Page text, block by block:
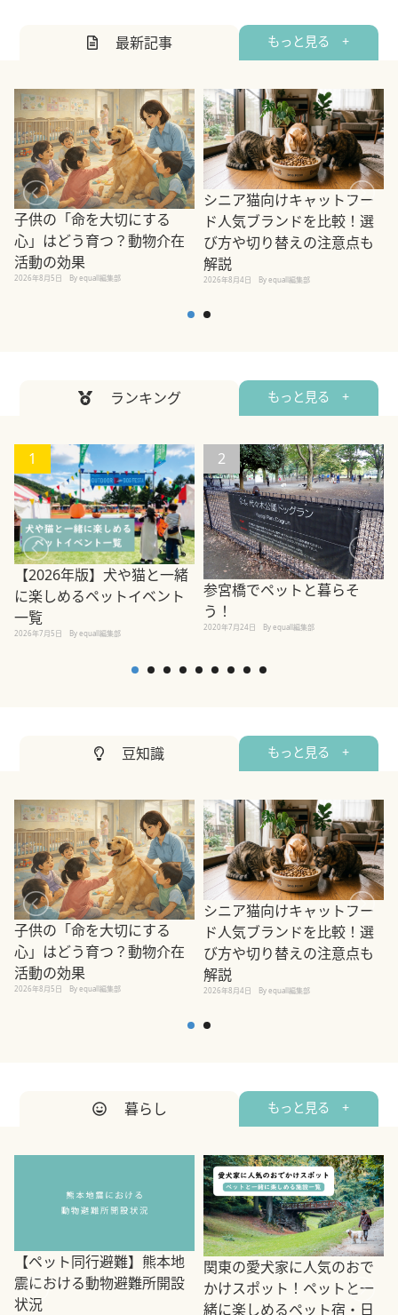
最新記事 もっと見る +
子供の「命を大切にする
心」はどう育つ？動物介在
活動の効果
2026年8月5日 By equall編集部
シニア猫向けキャットフー
ド人気ブランドを比較！選
び方や切り替えの注意点も
解説
2026年8月4日 By equall編集部
ランキング もっと見る +
1
【2026年版】犬や猫と一緒
に楽しめるペットイベント
一覧
2026年7月5日 By equall編集部
2
参宮橋でペットと暮らそ
う！
2020年7月24日 By equall編集部
豆知識 もっと見る +
子供の「命を大切にする
心」はどう育つ？動物介在
活動の効果
2026年8月5日 By equall編集部
シニア猫向けキャットフー
ド人気ブランドを比較！選
び方や切り替えの注意点も
解説
2026年8月4日 By equall編集部
暮らし もっと見る +
【ペット同行避難】熊本地
震における動物避難所開設
状況
関東の愛犬家に人気のおで
かけスポット！ペットと一
緒に楽しめるペット宿・日